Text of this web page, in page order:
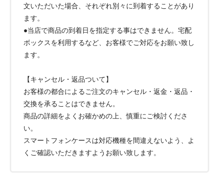
文いただいた場合、それぞれ別々に到着することがあり
ます。
●当店で商品の到着日を指定する事はできません。宅配
ボックスを利用するなど、お客様でご対応をお願い致し
ます。
【キャンセル・返品ついて】
お客様の都合によるご注文のキャンセル・返金・返品・
交換を承ることはできません。
商品の詳細をよくお確かめの上、慎重にご検討くださ
い。
スマートフォンケースは対応機種を間違えないよう、よ
くご確認いただきますようお願い致します。